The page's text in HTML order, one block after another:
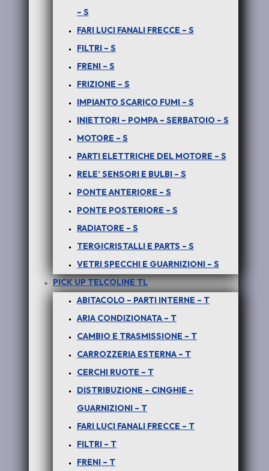
– S
FARI LUCI FANALI FRECCE – S
FILTRI – S
FRENI – S
FRIZIONE – S
IMPIANTO SCARICO FUMI – S
INIETTORI – POMPA – SERBATOIO – S
MOTORE – S
PARTI ELETTRICHE DEL MOTORE – S
RELE’ SENSORI E BULBI – S
PONTE ANTERIORE – S
PONTE POSTERIORE – S
RADIATORE – S
TERGICRISTALLI E PARTS – S
VETRI SPECCHI E GUARNIZIONI – S
PICK UP TELCOLINE TL
ABITACOLO – PARTI INTERNE – T
ARIA CONDIZIONATA – T
CAMBIO E TRASMISSIONE – T
CARROZZERIA ESTERNA – T
CERCHI RUOTE – T
DISTRIBUZIONE – CINGHIE –
GUARNIZIONI – T
FARI LUCI FANALI FRECCE – T
FILTRI – T
FRENI – T
FRIZIONE – COD-D0088-28C – NOS
60,00 + iva
CAVO NEGATIVO
GARANZIA UN ANNO
anche usato
SCONTATO DEL 50%
chiamare il389-4697128 – anche
WhatsApp